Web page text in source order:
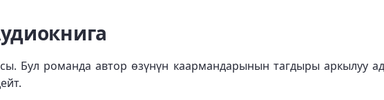
Бул романда автор өзүнүн каармандарынын тагдыры аркылуу